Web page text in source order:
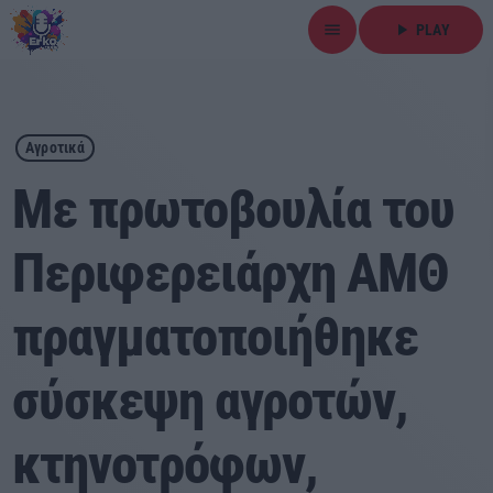
menu play_arrow PLAY
close
play_arrow ΕΡΚΟ
Αρχική
Εκπομπές
Ειδήσεις
Αθλητικά
Αγροτικά
Με πρωτοβουλία του
Περιφερειάρχη ΑΜΘ
πραγματοποιήθηκε
σύσκεψη αγροτών,
κτηνοτρόφων,